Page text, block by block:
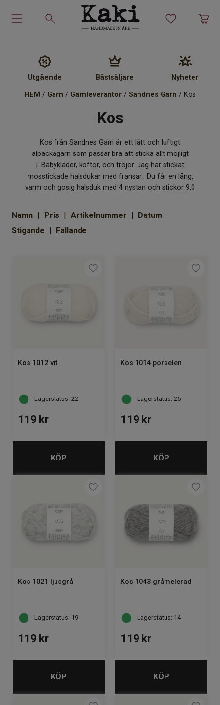
Garn
Stickmönster
Ullprodukter
Presenter
Om Kaki
Utgående Bästsäljare Nyheter
HEM / Garn / Garnleverantör/ Sandnes Garn / Kos
Kos
Kos från Sandnes Garn är ett lätt och luftigt
alpackagarn som passar bra att sticka allt möjligt
i. Babykläder, koftor, och tröjor. Jag har stickat
mosstickade halsdukar med fransar. Du får en lång,
varm och gosig halsduk med 4 nystan och stickor 9,0
Namn Pris Artikelnummer
Datum
Stigande
Fallande
Kos 1012 vit
Lagerstatus: 22
119 kr
KÖP
Kos 1014 porselen
Lagerstatus: 25
119 kr
KÖP
Kos 1021 ljusgrå
Lagerstatus: 19
119 kr
KÖP
Kos 1043 gråmelerad
Lagerstatus: 14
119 kr
KÖP